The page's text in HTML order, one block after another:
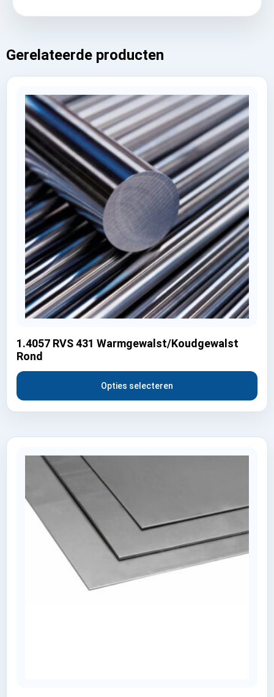
Gerelateerde producten
1.4057 RVS 431 Warmgewalst/Koudgewalst
Rond
Opties selecteren